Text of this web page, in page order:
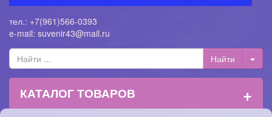
тел.: +7(961)566-0393
e-mail: suvenir43@mail.ru
КАТАЛОГ ТОВАРОВ +